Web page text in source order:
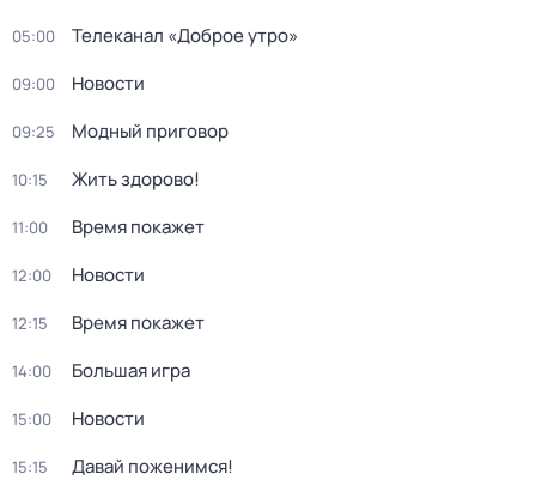
05:00 Телеканал «Доброе утро»
09:00 Новости
09:25 Модный приговор
10:15 Жить здорово!
11:00 Время покажет
12:00 Новости
12:15 Время покажет
14:00 Большая игра
15:00 Новости
15:15 Давай поженимся!